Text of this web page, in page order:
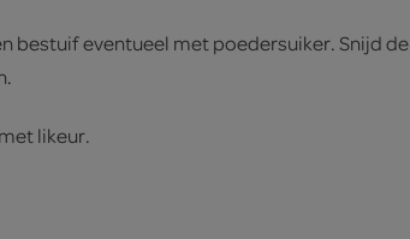
bestuif eventueel met poedersuiker. Snijd de
likeur.